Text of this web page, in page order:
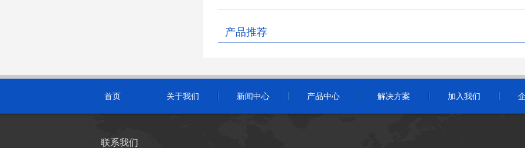
产品推荐
首页 关于我们 新闻中心 产品中心 解决方案 加入我们
联系我们